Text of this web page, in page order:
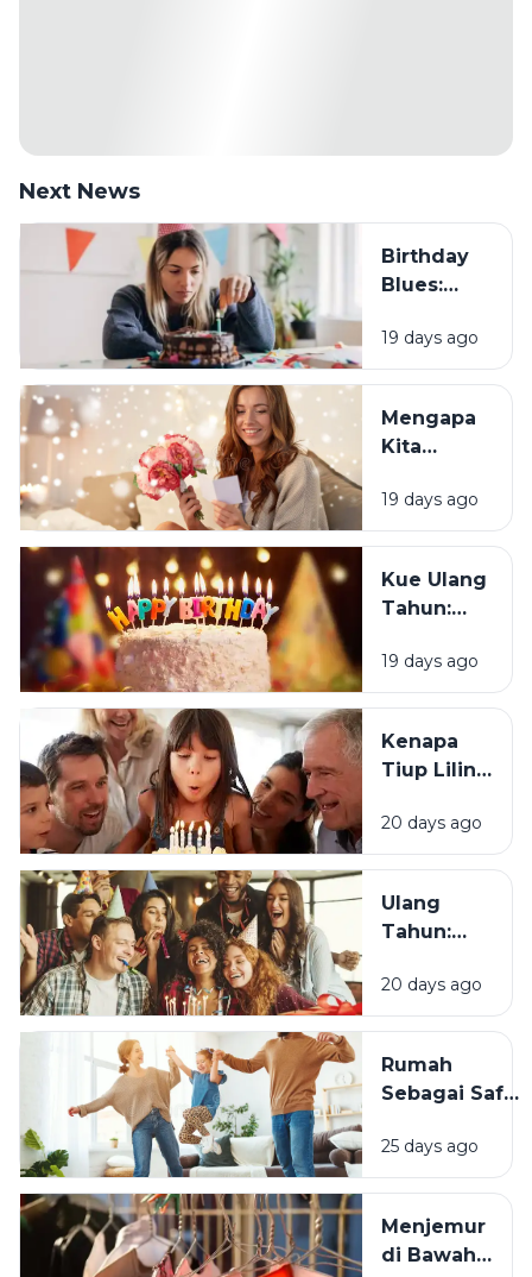
Next News
Birthday
Blues:
Sebagian
Orang
Merasa
Sedih Saat
Tahun?
19 days ago
Mengapa
Kita
Mendapat
Ucapan
Tahun?
19 days ago
Kue Ulang
Tahun:
Tradisi Ini
Berawal?
19 days ago
Kenapa
Tiup Lilin
Tradisi
Saat Ulang
20 days ago
Ulang
Tahun:
Momen
Bertambah
Terasa
Istimewa?
20 days ago
Rumah
Sebagai Safe
Mengapa
Lingkungan
Tinggal yang
Bersih
25 days ago
Menjemur
di Bawah